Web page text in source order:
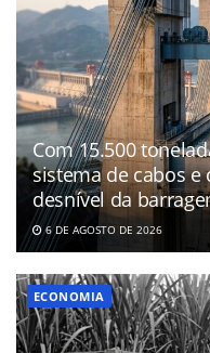
Com 15.500
sistema de cabos e
desnível da
6 DE AGOSTO DE 2026
ECONOMIA